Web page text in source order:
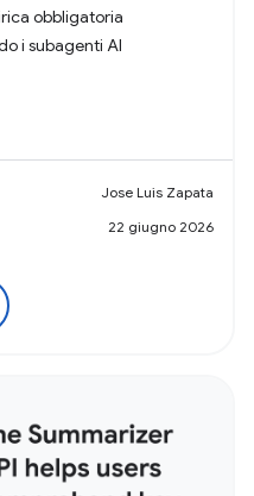
obbligatoria
i subagenti AI
Jose Luis Zapata
22 giugno 2026